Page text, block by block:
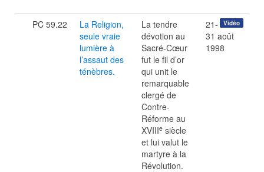
PC 59.22
La Religion,
seule vraie
lumière à
l’assaut des
ténèbres.
La tendre
dévotion au
Sacré-Cœur
fut le fil d’or
qui unit le
remarquable
clergé de
Contre-
Réforme au
XVIIIe siècle
et lui valut le
martyre à la
Révolution.
Vidéo
21-
31 août
1998